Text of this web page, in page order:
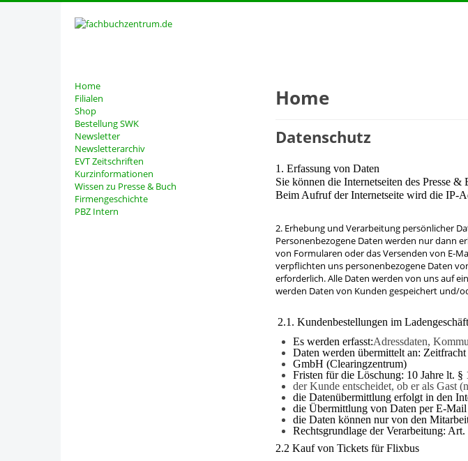
Home
Filialen
Shop
Bestellung SWK
Newsletter
Newsletterarchiv
EVT Zeitschriften
Kurzinformationen
Wissen zu Presse & Buch
Firmengeschichte
PBZ Intern
Home
Datenschutz
1. Erfassung von Daten
Sie können die Internetseiten des Presse
Beim Aufruf der Internetseite wird die IP-
2. Erhebung und Verarbeitung persönlicher
Personenbezogene Daten werden nur dann
von Formularen oder das Versenden von E-
verpflichten uns personenbezogene Daten
erforderlich. Alle Daten werden von uns auf
werden Daten von Kunden gespeichert und/
2.1. Kundenbestellungen im
Es werden erfasst:Adressdaten,
Daten werden übermittelt an: Zeitfracht
GmbH (Clearingzentrum)
Fristen für die Löschung: 10 Jahre lt.
der Kunde entscheidet, ob er als Gast
die Datenübermittlung erfolgt in den
die Übermittlung von Daten per E-
die Daten können nur von den
Rechtsgrundlage der Verarbeitung:
2.2 Kauf von Tickets für Flixbus